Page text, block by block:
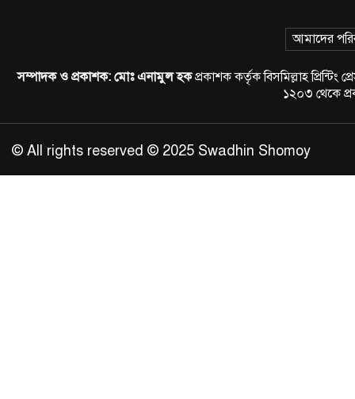
আমাদের
সম্পাদক ও প্রকাশক: মোঃ এনামুল হকপ্রকাশক কর্তৃক বিসমিল্লাহ
১২০৩ থেকে
© All rights reserved © 2025 Swadhin Shomoy